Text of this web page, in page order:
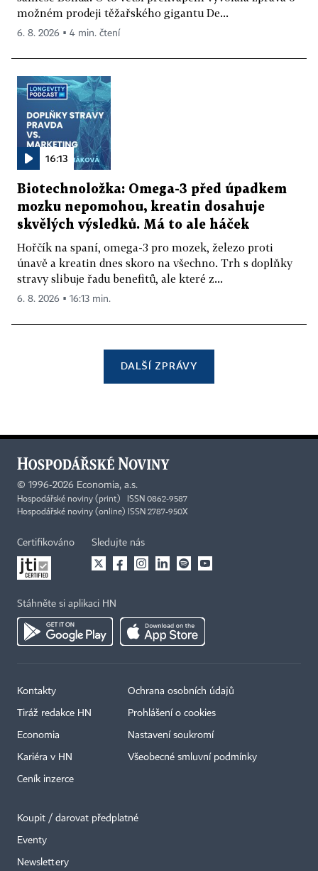
možném prodeji těžařského gigantu De...
6. 8. 2026 ▪ 4 min. čtení
16:13
Biotechnoložka: Omega-3 před úpadkem
mozku nepomohou, kreatin dosahuje
skvělých výsledků. Má to ale háček
Hořčík na spaní, omega-3 pro mozek, železo proti
únavě a kreatin dnes skoro na všechno. Trh s doplňky
stravy slibuje řadu benefitů, ale které z...
6. 8. 2026 ▪ 16:13 min.
DALŠÍ ZPRÁVY
© 1996-2026 Economia, a.s.
Hospodářské noviny (print) ISSN 0862-9587
Hospodářské noviny (online) ISSN 2787-950X
Certifikováno Sledujte nás
Stáhněte si aplikaci HN
Kontakty
Tiráž redakce HN
Economia
Kariéra v HN
Ceník inzerce
Ochrana osobních údajů
Prohlášení o cookies
Nastavení soukromí
Všeobecné smluvní podmínky
Koupit / darovat předplatné
Eventy
Newslettery